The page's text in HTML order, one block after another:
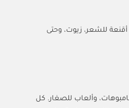
للشعر، زيوت، وحتى
وألعاب للصغار. كل